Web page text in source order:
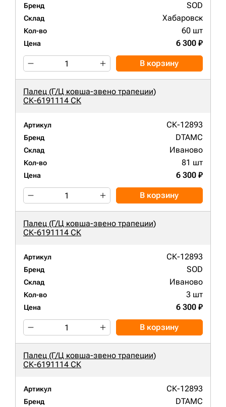
Бренд SOD
Склад Хабаровск
Кол-во 60 шт
Цена 6 300 ₽
В корзину
Палец (Г/Ц ковша-звено трапеции)
СК-6191114 СК
Артикул СК-12893
Бренд DTAMC
Склад Иваново
Кол-во 81 шт
Цена 6 300 ₽
В корзину
Палец (Г/Ц ковша-звено трапеции)
СК-6191114 СК
Артикул СК-12893
Бренд SOD
Склад Иваново
Кол-во 3 шт
Цена 6 300 ₽
В корзину
Палец (Г/Ц ковша-звено трапеции)
СК-6191114 СК
Артикул СК-12893
Бренд DTAMC